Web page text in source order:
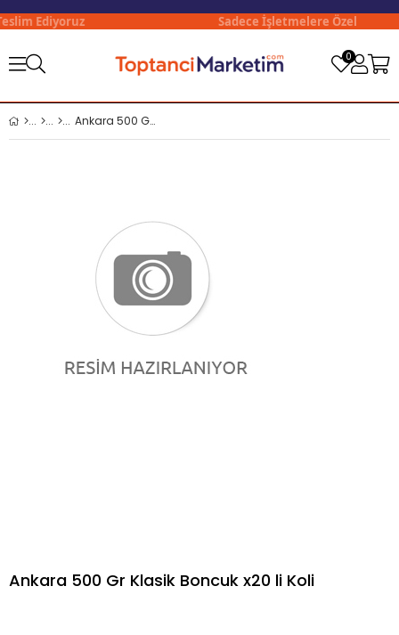
Ediyoruz Sadece İşletmelere Özel
0
Ankara 500 Gr Klasik Boncuk x20 li Koli
Ankara 500 Gr Klasik Boncuk x20 li Koli